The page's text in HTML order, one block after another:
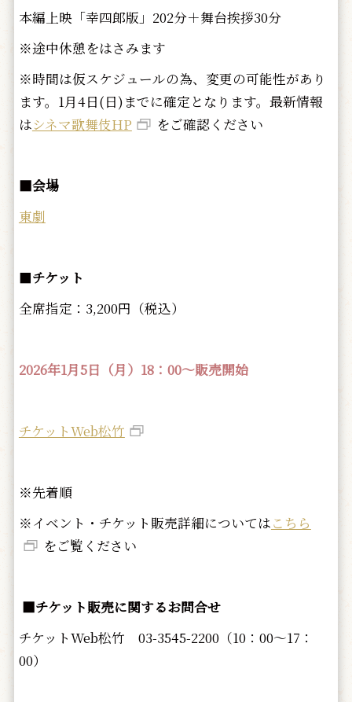
本編上映「幸四郎版」202分＋舞台挨拶30分
※途中休憩をはさみます
※時間は仮スケジュールの為、変更の可能性があり
ます。1月4日(日)までに確定となります。最新情報
はシネマ歌舞伎HP をご確認ください
■会場
東劇
■チケット
全席指定：3,200円（税込）
2026年1月5日（月）18：00～販売開始
チケットWeb松竹
※先着順
※イベント・チケット販売詳細についてはこちら
をご覧ください
■チケット販売に関するお問合せ
チケットWeb松竹 03-3545-2200（10：00～17：
00）